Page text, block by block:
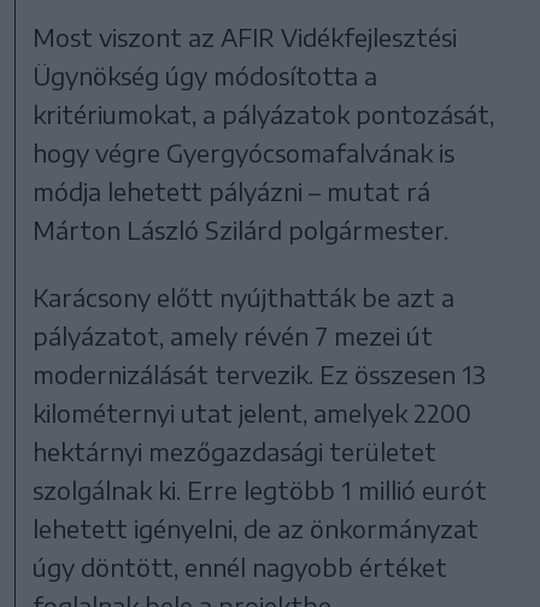
Most viszont az AFIR Vidékfejlesztési
Ügynökség úgy módosította a
kritériumokat, a pályázatok pontozását,
hogy végre Gyergyócsomafalvának is
módja lehetett pályázni – mutat rá
Márton László Szilárd polgármester.
Karácsony előtt nyújthatták be azt a
pályázatot, amely révén 7 mezei út
modernizálását tervezik. Ez összesen 13
kilométernyi utat jelent, amelyek 2200
hektárnyi mezőgazdasági területet
szolgálnak ki. Erre legtöbb 1 millió eurót
lehetett igényelni, de az önkormányzat
úgy döntött, ennél nagyobb értéket